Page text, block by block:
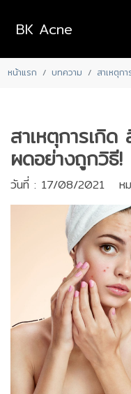
BK Acne
หน้าแรก บทความ สาเหตุก
สาเหตุการเกิ
ผดอย่างถูกวิธี!
วันที่ : 17/08/2021 หม